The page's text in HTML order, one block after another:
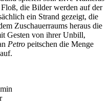
die Bilder werden auf der
ein Strand gezeigt, die
Zuschauerraums heraus die
Gesten von ihrer Unbill,
Petro peitschen die Menge